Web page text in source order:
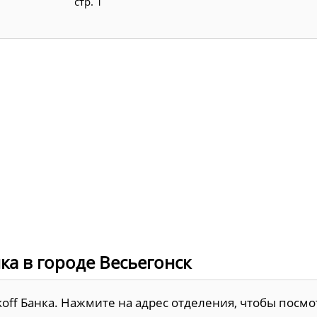
в городе Весьегонск
Банка. Нажмите на адрес отделения, чтобы